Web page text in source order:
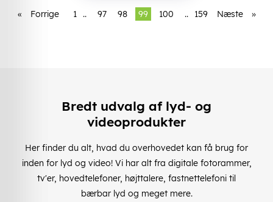
« Forrige 1 .. 97 98 99 100 .. 159 Næste »
Bredt udvalg af lyd- og
videoprodukter
Her finder du alt, hvad du overhovedet kan få brug for
inden for lyd og video! Vi har alt fra digitale fotorammer,
tv'er, hovedtelefoner, højttalere, fastnettelefoni til
bærbar lyd og meget mere.